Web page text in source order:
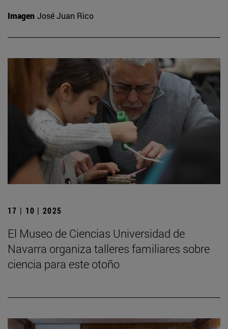
Imagen José Juan Rico
17 | 10 | 2025
El Museo de Ciencias Universidad de
Navarra organiza talleres familiares sobre
ciencia para este otoño